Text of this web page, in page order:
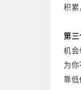
积累
第三
机会
为
靠低